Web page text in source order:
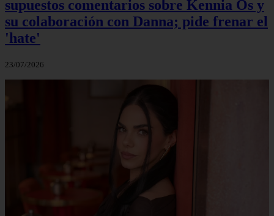
supuestos comentarios sobre Kennia Os y
su colaboración con Danna; pide frenar el
'hate'
23/07/2026